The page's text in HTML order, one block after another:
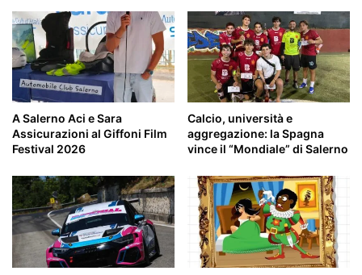
A Salerno Aci e Sara
Assicurazioni al Giffoni Film
Festival 2026
Calcio, università e
aggregazione: la Spagna
vince il “Mondiale” di Salerno